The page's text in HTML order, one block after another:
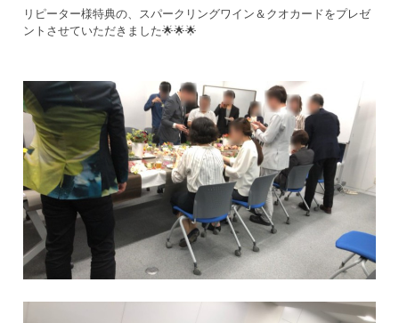
リピーター様特典の、スパークリングワイン＆クオカードをプレゼ
ントさせていただきました🌟🌟🌟